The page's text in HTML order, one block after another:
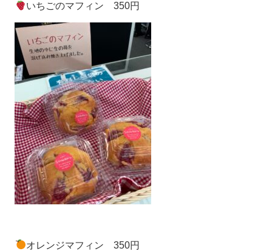
いちごのマフィン 350円
オレンジマフィン 350円